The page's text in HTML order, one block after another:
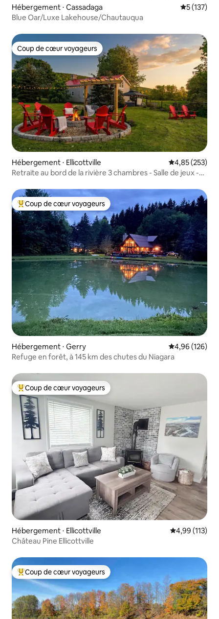
Hébergement ⋅ Cassadaga Évaluation
5 (137)
Blue Oar/Luxe Lakehouse/Chautauqua
Coup de cœur voyageurs
Coup de cœur voyageurs
Hébergement ⋅ Ellicottville Évaluation
4,85 (253)
Retraite au bord de la rivière 3 chambres - Salle de jeux -
Coups de cœur voyageurs les plus appréciés
Coup de cœur voyageurs
Hébergement ⋅ Gerry Évaluation
4,96 (126)
Refuge en forêt, à 145 km des chutes du Niagara
Coups de cœur voyageurs les plus appréciés
Coup de cœur voyageurs
Hébergement ⋅ Ellicottville Évaluation
4,99 (113)
Château Pine Ellicottville
Coups de cœur voyageurs les plus appréciés
Coup de cœur voyageurs